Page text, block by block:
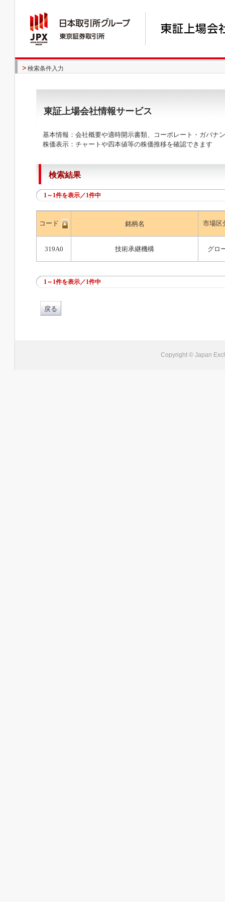
検索条件入力
東証上場会社情報サービス
基本情報：会社概要や適時開示書類、コーポレート・ガバナ
株価表示：チャートや四本値等の株価推移を確認できます
検索結果
1～1件を表示／1件中
コード 銘柄名 市場区
319A0 技術承継機構 グロ
1～1件を表示／1件中